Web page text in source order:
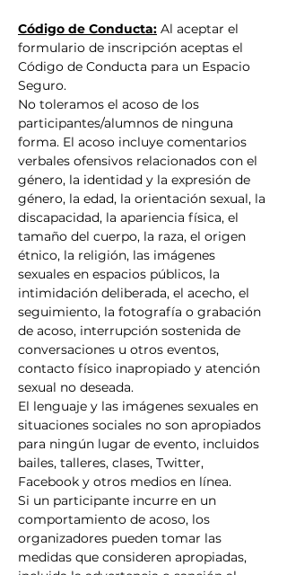
Código de Conducta: Al aceptar el
formulario de inscripción aceptas el
Código de Conducta para un Espacio
Seguro.
No toleramos el acoso de los
participantes/alumnos de ninguna
forma. El acoso incluye comentarios
verbales ofensivos relacionados con el
género, la identidad y la expresión de
género, la edad, la orientación sexual, la
discapacidad, la apariencia física, el
tamaño del cuerpo, la raza, el origen
étnico, la religión, las imágenes
sexuales en espacios públicos, la
intimidación deliberada, el acecho, el
seguimiento, la fotografía o grabación
de acoso, interrupción sostenida de
conversaciones u otros eventos,
contacto físico inapropiado y atención
sexual no deseada.
El lenguaje y las imágenes sexuales en
situaciones sociales no son apropiados
para ningún lugar de evento, incluidos
bailes, talleres, clases, Twitter,
Facebook y otros medios en línea.
Si un participante incurre en un
comportamiento de acoso, los
organizadores pueden tomar las
medidas que consideren apropiadas,